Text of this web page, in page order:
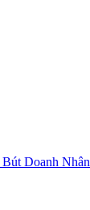
Doanh Nhân